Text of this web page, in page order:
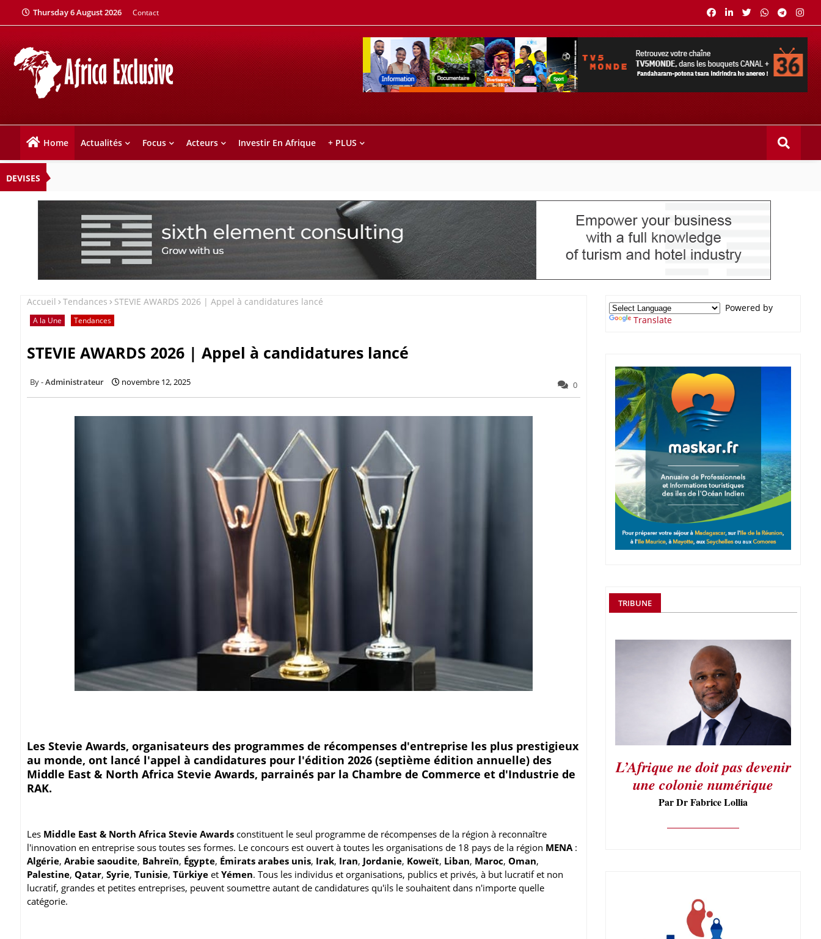
Thursday 6 August 2026 Contact
Home Actualités Focus Acteurs Investir En Afrique + PLUS
DEVISES
Accueil Tendances STEVIE AWARDS 2026 | Appel à candidatures lancé
A la Une Tendances
STEVIE AWARDS 2026 | Appel à candidatures lancé
Administrateur novembre 12, 2025 0
Les Stevie Awards, organisateurs des programmes de récompenses d'entreprise les plus prestigieux
au monde, ont lancé l'appel à candidatures pour l'édition 2026 (septième édition annuelle) des
Middle East & North Africa Stevie Awards, parrainés par la Chambre de Commerce et d'Industrie de
RAK.
Les Middle East & North Africa Stevie Awards constituent le seul programme de récompenses de la région à reconnaître
l'innovation en entreprise sous toutes ses formes. Le concours est ouvert à toutes les organisations de 18 pays de la région MENA :
Algérie, Arabie saoudite, Bahreïn, Égypte, Émirats arabes unis, Irak, Iran, Jordanie, Koweït, Liban, Maroc, Oman,
Palestine, Qatar, Syrie, Tunisie, Türkiye et Yémen. Tous les individus et organisations, publics et privés, à but lucratif et non
lucratif, grandes et petites entreprises, peuvent soumettre autant de candidatures qu'ils le souhaitent dans n'importe quelle
catégorie.
Powered by
Translate
TRIBUNE
L’Afrique ne doit pas devenir
une colonie numérique
Par Dr Fabrice Lollia